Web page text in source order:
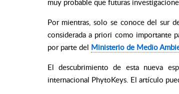
muy probable que futuras
Por mientras, solo se conoce del sur
considerada a priori como importante
por parte del Ministerio de Medio
El descubrimiento de esta nueva
internacional PhytoKeys. El artículo